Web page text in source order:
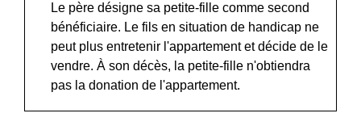
Le père désigne sa petite-fille comme second
bénéficiaire. Le fils en situation de handicap ne
peut plus entretenir l'appartement et décide de le
vendre. À son décès, la petite-fille n'obtiendra
pas la donation de l'appartement.